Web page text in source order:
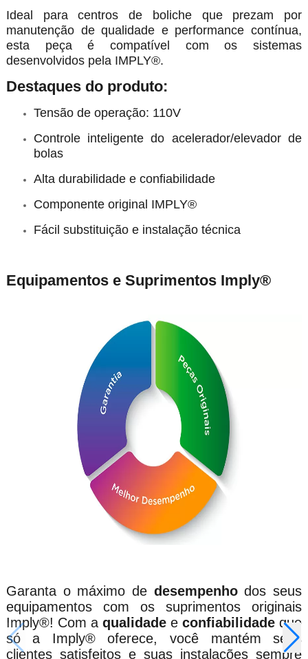
Ideal para centros de boliche que prezam por
manutenção de qualidade e performance contínua,
esta peça é compatível com os sistemas
desenvolvidos pela IMPLY®.
Destaques do produto:
Tensão de operação: 110V
Controle inteligente do acelerador/elevador de
bolas
Alta durabilidade e confiabilidade
Componente original IMPLY®
Fácil substituição e instalação técnica
Equipamentos e Suprimentos Imply®
Garanta o máximo de desempenhodos seus
equipamentos com os suprimentos originais
Imply®! Com a qualidade econfiabilidade que
só a Imply® oferece, você mantém seus
clientes satisfeitos e suas instalações sempre